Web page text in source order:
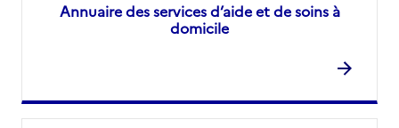
Annuaire des services d’aide et de soins à
domicile